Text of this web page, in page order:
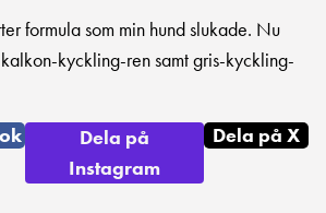
formula som min hund slukade. Nu
kyckling-ren samt gris-kyckling-
Dela på
Instagram
Dela på X